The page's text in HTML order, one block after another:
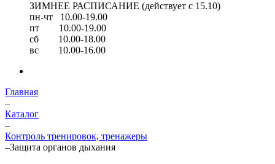
ЗИМНЕЕ РАСПИСАНИЕ (действует с 15.10)
пн-чт 10.00-19.00
пт 10.00-19.00
сб 10.00-18.00
вс 10.00-16.00
Главная
–
Каталог
–
Контроль тренировок, тренажеры
–Защита органов дыхания